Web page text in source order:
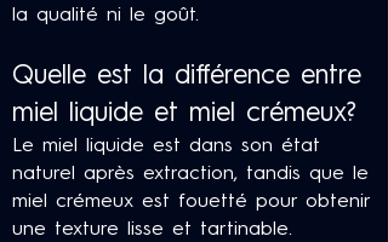
la qualité ni le goût.
Quelle est la différence entre
miel liquide et miel crémeux?
Le miel liquide est dans son état
naturel après extraction, tandis que le
miel crémeux est fouetté pour obtenir
une texture lisse et tartinable.